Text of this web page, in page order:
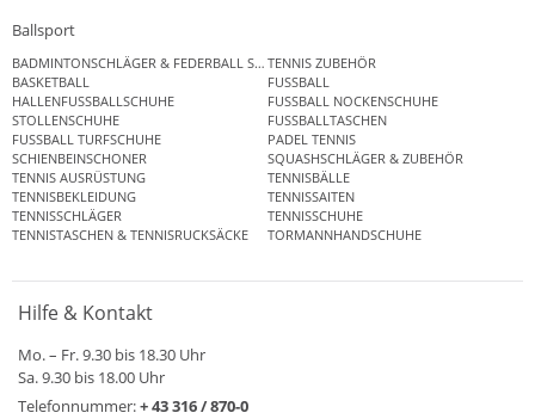
Ballsport
BADMINTONSCHLÄGER & FEDERBALL SETSTENNIS ZUBEHÖR
BASKETBALL
FUSSBALL
HALLENFUSSBALLSCHUHE
FUSSBALL NOCKENSCHUHE
STOLLENSCHUHE
FUSSBALLTASCHEN
FUSSBALL TURFSCHUHE
PADEL TENNIS
SCHIENBEINSCHONER
SQUASHSCHLÄGER & ZUBEHÖR
TENNIS AUSRÜSTUNG
TENNISBÄLLE
TENNISBEKLEIDUNG
TENNISSAITEN
TENNISSCHLÄGER
TENNISSCHUHE
TENNISTASCHEN & TENNISRUCKSÄCKE
TORMANNHANDSCHUHE
Hilfe & Kontakt
Mo. – Fr. 9.30 bis 18.30 Uhr
Sa. 9.30 bis 18.00 Uhr
Telefonnummer:+ 43 316 / 870-0